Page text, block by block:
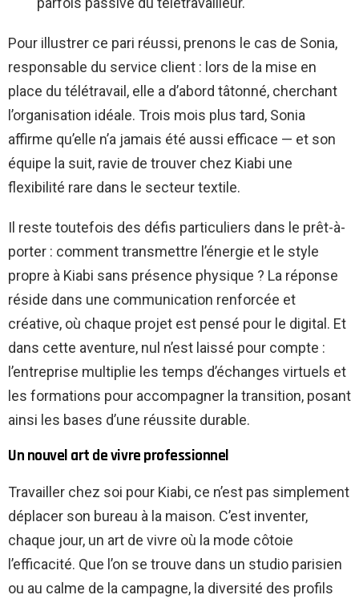
Pour illustrer ce pari réussi, prenons le cas de Sonia,
responsable du service client : lors de la mise en
place du télétravail, elle a d’abord tâtonné, cherchant
l’organisation idéale. Trois mois plus tard, Sonia
affirme qu’elle n’a jamais été aussi efficace — et son
équipe la suit, ravie de trouver chez Kiabi une
flexibilité rare dans le secteur textile.
Il reste toutefois des défis particuliers dans le prêt-à-
porter : comment transmettre l’énergie et le style
propre à Kiabi sans présence physique ? La réponse
réside dans une communication renforcée et
créative, où chaque projet est pensé pour le digital. Et
dans cette aventure, nul n’est laissé pour compte :
l’entreprise multiplie les temps d’échanges virtuels et
les formations pour accompagner la transition, posant
ainsi les bases d’une réussite durable.
Un nouvel art de vivre professionnel
Travailler chez soi pour Kiabi, ce n’est pas simplement
déplacer son bureau à la maison. C’est inventer,
chaque jour, un art de vivre où la mode côtoie
l’efficacité. Que l’on se trouve dans un studio parisien
ou au calme de la campagne, la diversité des profils